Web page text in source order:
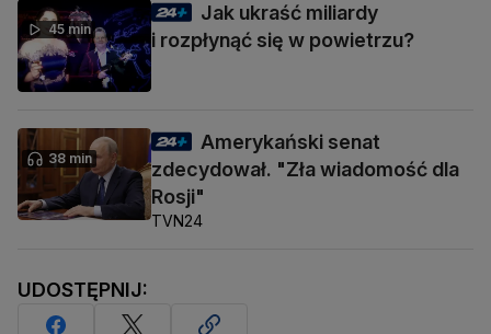
45 min
Jak ukraść miliardy
i rozpłynąć się w powietrzu?
38 min
Amerykański senat
zdecydował. "Zła wiadomość dla
Rosji"
TVN24
UDOSTĘPNIJ: